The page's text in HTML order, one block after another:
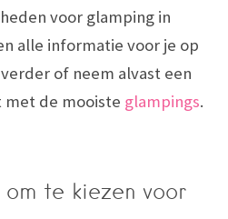
voor glamping in
alle informatie voor je op
of neem alvast een
met de mooiste glampings.
te kiezen voor